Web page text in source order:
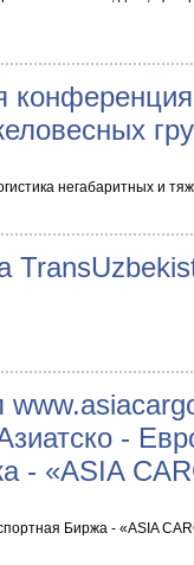
негабаритных и
-
- «ASIA
Биржа - «ASIA